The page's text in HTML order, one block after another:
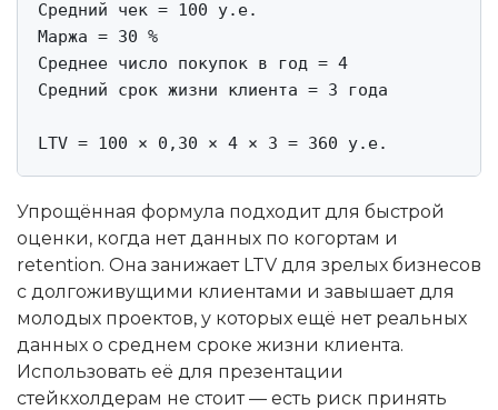
Средний чек = 100 у.е.
Маржа = 30 %
Среднее число покупок в год = 4
Средний срок жизни клиента = 3 года
LTV = 100 × 0,30 × 4 × 3 = 360 у.е.
Упрощённая формула подходит для быстрой
оценки, когда нет данных по когортам и
retention. Она занижает LTV для зрелых бизнесов
с долгоживущими клиентами и завышает для
молодых проектов, у которых ещё нет реальных
данных о среднем сроке жизни клиента.
Использовать её для презентации
стейкхолдерам не стоит — есть риск принять